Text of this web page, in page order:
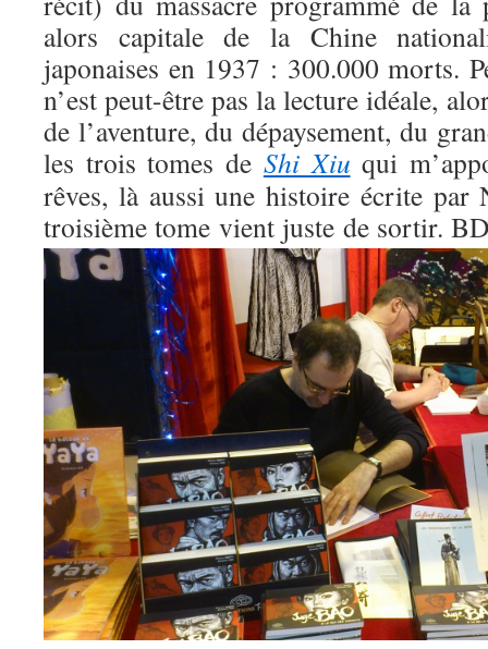
alors capitale de la Chine
japonaises en 1937 : 300.000 morts.
n’est peut-être pas la lecture idéale,
de l’aventure, du dépaysement, du
les trois tomes de Shi Xiu qui
rêves, là aussi une histoire écrite par
troisième tome vient juste de sortir.